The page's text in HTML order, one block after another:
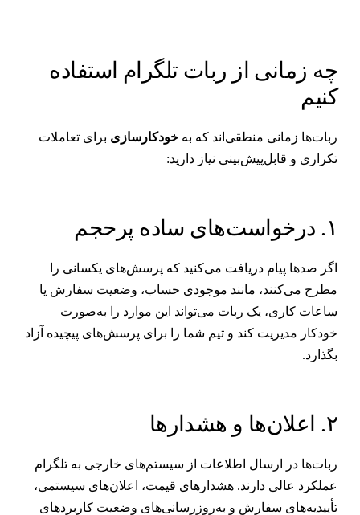
زمانی از ربات تلگرام استفاده
زمانی منطقی‌اند که بهخودکارسازیبرای تعاملات
و قابل‌پیش‌بینی نیاز دارید:
صدها پیام دریافت می‌کنید که پرسش‌های یکسانی را
می‌کنند، مانند موجودی حساب، وضعیت سفارش یا
کاری، یک ربات می‌تواند این موارد را به‌صورت
مدیریت کند و تیم شما را برای پرسش‌های پیچیده آزاد
در ارسال اطلاعات از سیستم‌های خارجی به تلگرام
عالی دارند. هشدارهای قیمت، اعلان‌های سیستمی،
سفارش و به‌روزرسانی‌های وضعیت کاربردهای